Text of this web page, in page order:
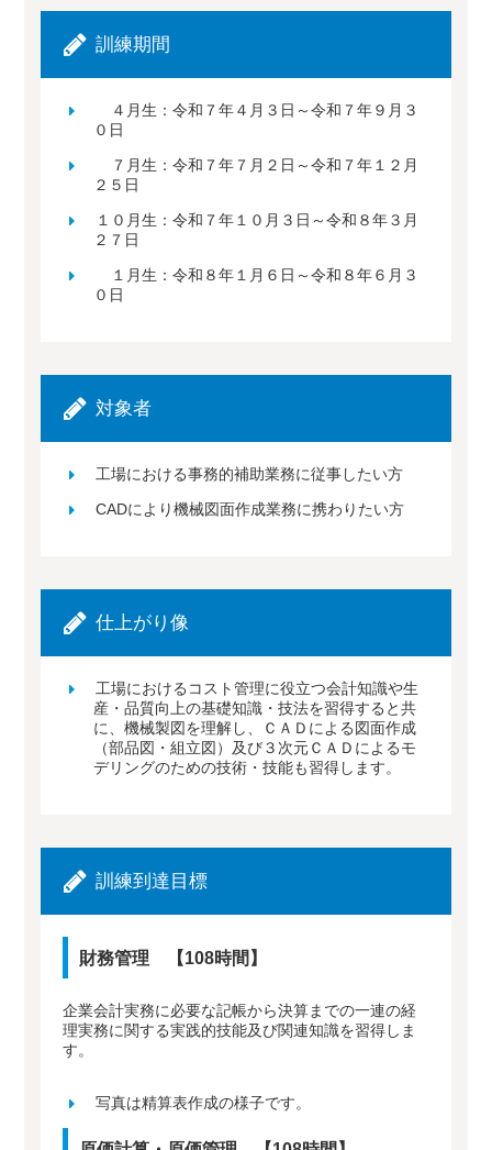
訓練期間
４月生：令和７年４月３日～令和７年９月３
０日
７月生：令和７年７月２日～令和７年１２月
２５日
１０月生：令和７年１０月３日～令和８年３月
２７日
１月生：令和８年１月６日～令和８年６月３
０日
対象者
工場における事務的補助業務に従事したい方
CADにより機械図面作成業務に携わりたい方
仕上がり像
工場におけるコスト管理に役立つ会計知識や生
産・品質向上の基礎知識・技法を習得すると共
に、機械製図を理解し、ＣＡＤによる図面作成
（部品図・組立図）及び３次元ＣＡＤによるモ
デリングのための技術・技能も習得します。
訓練到達目標
財務管理 【108時間】
企業会計実務に必要な記帳から決算までの一連の経
理実務に関する実践的技能及び関連知識を習得しま
す。
写真は精算表作成の様子です。